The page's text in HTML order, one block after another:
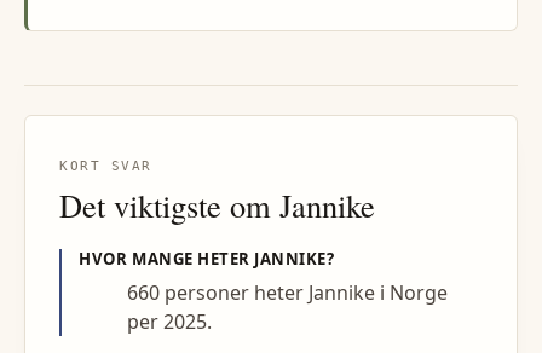
KORT SVAR
Det viktigste om Jannike
HVOR MANGE HETER JANNIKE?
660 personer heter Jannike i Norge
per 2025.